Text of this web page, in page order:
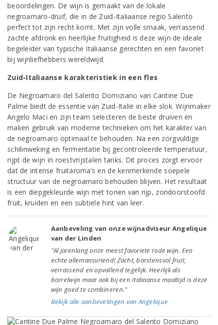
beoordelingen. De wijn is gemaakt van de lokale
negroamaro-druif, die in de Zuid-Italiaanse regio Salento
perfect tot zijn recht komt. Met zijn volle smaak, verrassend
zachte afdronk en heerlijke fruitigheid is deze wijn de ideale
begeleider van typische Italiaanse gerechten en een favoriet
bij wijnliefhebbers wereldwijd.
Zuid-Italiaanse karakteristiek in een fles
De Negroamaro del Salento Domiziano van Cantine Due
Palme biedt de essentie van Zuid-Italië in elke slok. Wijnmaker
Angelo Maci en zijn team selecteren de beste druiven en
maken gebruik van moderne technieken om het karakter van
de negroamaro optimaal te behouden. Na een zorgvuldige
schilinweking en fermentatie bij gecontroleerde temperatuur,
rijpt de wijn in roestvrijstalen tanks. Dit proces zorgt ervoor
dat de intense fruitaroma’s en de kenmerkende soepele
structuur van de negroamaro behouden blijven. Het resultaat
is een diepgekleurde wijn met tonen van rijp, zondoorstoofd
fruit, kruiden en een subtiele hint van leer.
Aanbeveling van onze wijnadviseur Angelique
van der Linden
"Al jarenlang onze meest favoriete rode wijn. Een
echte allemansvriend! Zacht, barstensvol fruit,
verrassend en opvallend tegelijk. Heerlijk als
borrelwijn maar ook bij een Italiaanse maaltijd is deze
wijn goed te combineren."
Bekijk alle aanbevelingen van Angelique